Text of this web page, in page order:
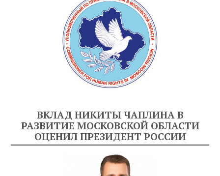
ВКЛАД НИКИТЫ ЧАПЛИНА В
РАЗВИТИЕ МОСКОВСКОЙ ОБЛАСТИ
ОЦЕНИЛ ПРЕЗИДЕНТ РОССИИ